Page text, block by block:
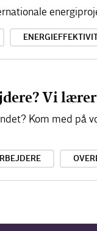
Vi
Kom med på